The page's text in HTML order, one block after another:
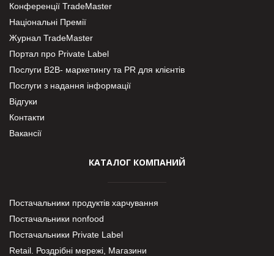
Конференції TradeMaster
Національні Премії
Журнал TradeMaster
Портал про Private Label
Послуги В2В- маркетингу та PR для клієнтів
Послуги з надання інформації
Відгуки
Контакти
Вакансії
КАТАЛОГ КОМПАНИЙ
Постачальники продуктів харчування
Постачальники nonfood
Постачальники Private Label
Retail. Роздрібні мережі, Магазини